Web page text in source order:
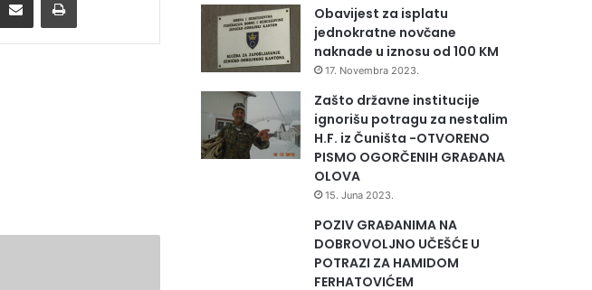
Obavijest za isplatu
jednokratne novčane
naknade u iznosu od 100 KM
17. Novembra 2023.
Zašto državne institucije
ignorišu potragu za nestalim
H.F. iz Čuništa -OTVORENO
PISMO OGORČENIH GRAĐANA
OLOVA
15. Juna 2023.
POZIV GRAĐANIMA NA
DOBROVOLJNO UČEŠĆE U
POTRAZI ZA HAMIDOM
FERHATOVIĆEM